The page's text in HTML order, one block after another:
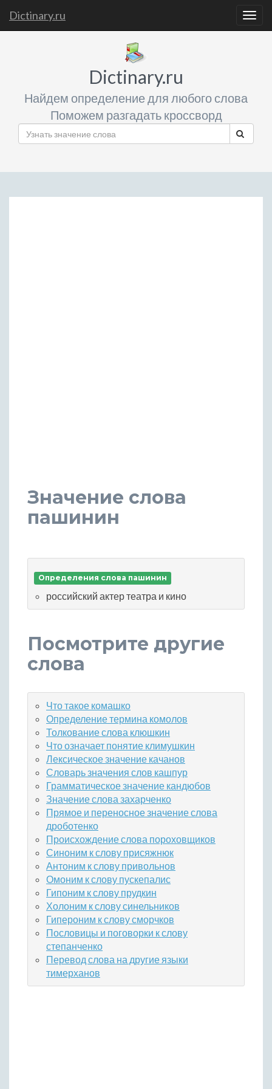
Dictinary.ru
Dictinary.ru
Найдем определение для любого слова
Поможем разгадать кроссворд
Значение слова
пашинин
Определения слова пашинин
российский актер театра и кино
Посмотрите другие
слова
Что такое комашко
Определение термина комолов
Толкование слова клюшкин
Что означает понятие климушкин
Лексическое значение качанов
Словарь значения слов кашпур
Грамматическое значение кандюбов
Значение слова захарченко
Прямое и переносное значение слова
дроботенко
Происхождение слова пороховщиков
Синоним к слову присяжнюк
Антоним к слову привольнов
Омоним к слову пускепалис
Гипоним к слову прудкин
Холоним к слову синельников
Гипероним к слову сморчков
Пословицы и поговорки к слову
степанченко
Перевод слова на другие языки
тимерханов